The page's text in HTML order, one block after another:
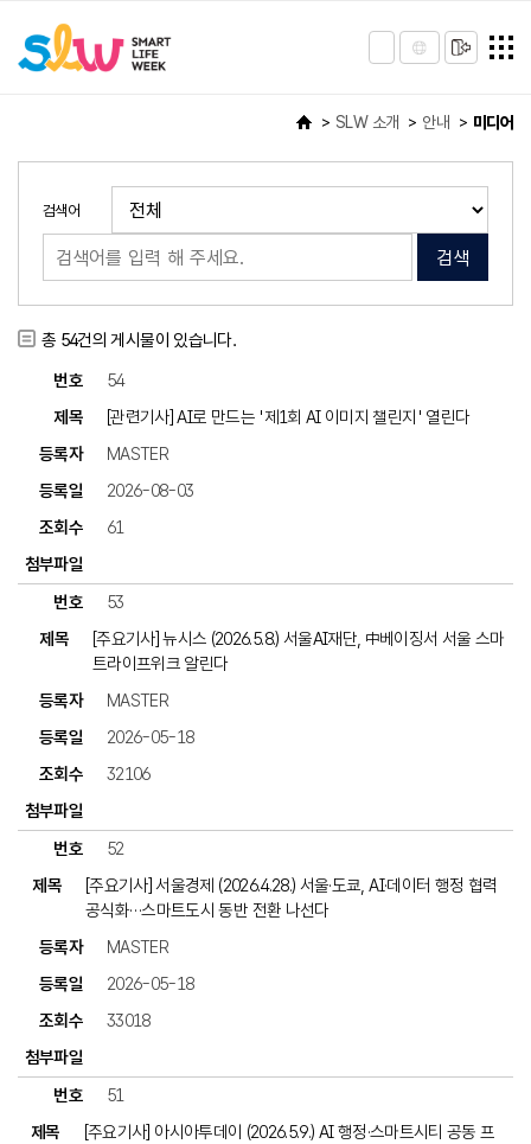
SLW 소개 안내 미디어
검색어
검색
총 54건의 게시물이 있습니다.
54
[관련기사] AI로 만드는 '제1회 AI 이미지 챌린지' 열린다
MASTER
2026-08-03
61
53
[주요기사] 뉴시스 (2026.5.8.) 서울AI재단, 中베이징서 서울 스마
트라이프위크 알린다
MASTER
2026-05-18
32106
52
[주요기사] 서울경제 (2026.4.28.) 서울·도쿄, AI·데이터 행정 협력
공식화…스마트도시 동반 전환 나선다
MASTER
2026-05-18
33018
51
[주요기사] 아시아투데이 (2026.5.9.) AI 행정·스마트시티 공동 프